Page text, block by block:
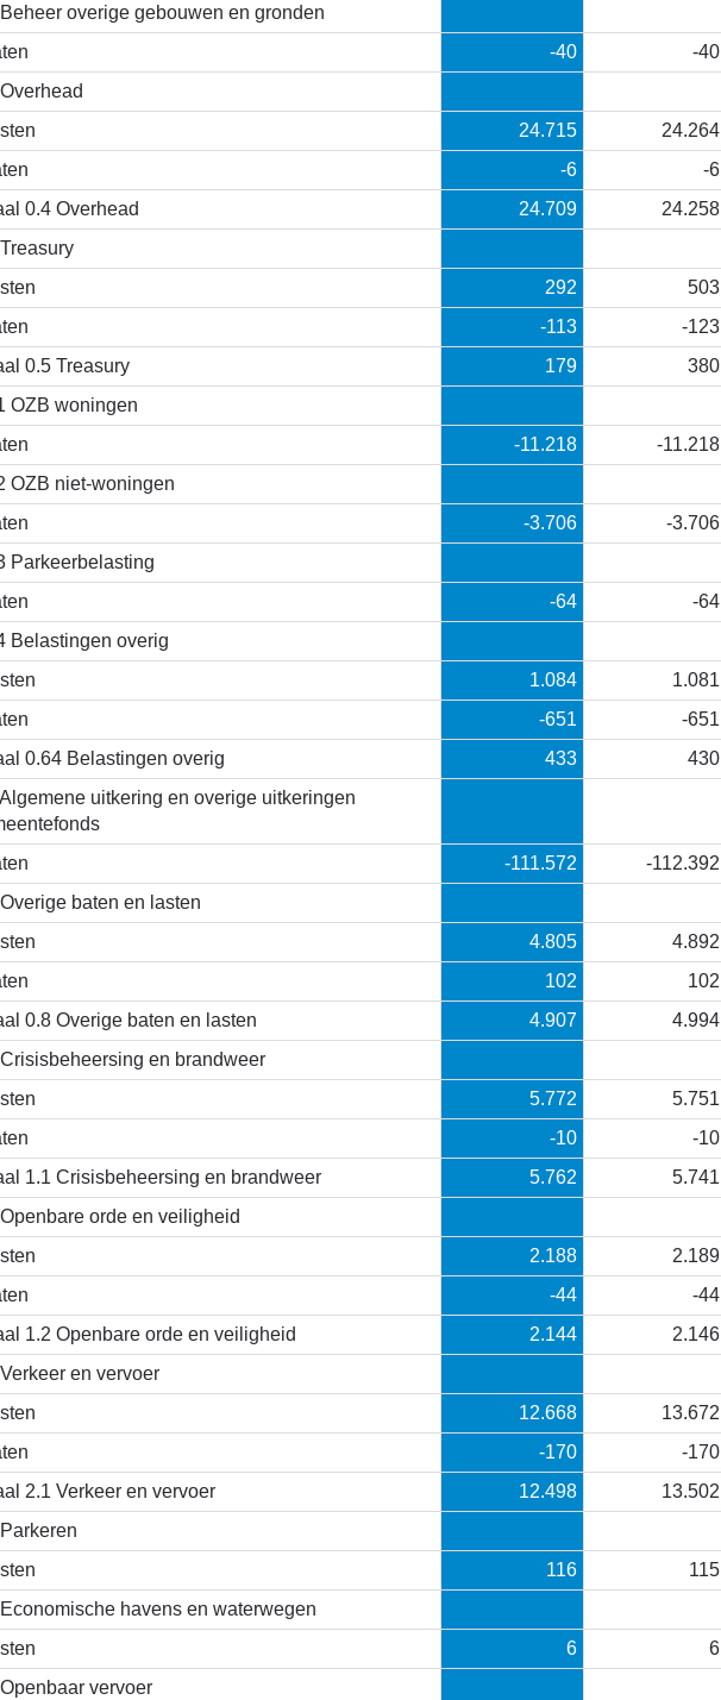
overige gebouwen en gronden
-40 -40
24.715 24.264
-6 -6
0.4 Overhead
24.709 24.258
292 503
-113 -123
0.5 Treasury
179 380
OZB woningen
-11.218 -11.218
OZB niet-woningen
-3.706 -3.706
Parkeerbelasting
-64 -64
Belastingen overig
1.084 1.081
-651 -651
0.64 Belastingen overig
433 430
uitkering en overige uitkeringen
-111.572 -112.392
baten en lasten
4.805 4.892
102 102
0.8 Overige baten en lasten
4.907 4.994
en brandweer
5.772 5.751
-10 -10
1.1 Crisisbeheersing en brandweer
5.762 5.741
orde en veiligheid
2.188 2.189
-44 -44
1.2 Openbare orde en veiligheid
2.144 2.146
en vervoer
12.668 13.672
-170 -170
2.1 Verkeer en vervoer
12.498 13.502
116 115
havens en waterwegen
6 6
vervoer